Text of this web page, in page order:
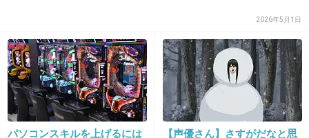
飼った動物も次々と放棄しているダメ女
理子
+29 -0
2026年5月1日
パソコンスキルを上げるには
【声優さん】さすがだなと思